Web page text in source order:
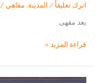
اترك تعليقاً / المدينة مقاهي /
يعد مقهى
مقهى
كافيه
،
قراءة المزيد »